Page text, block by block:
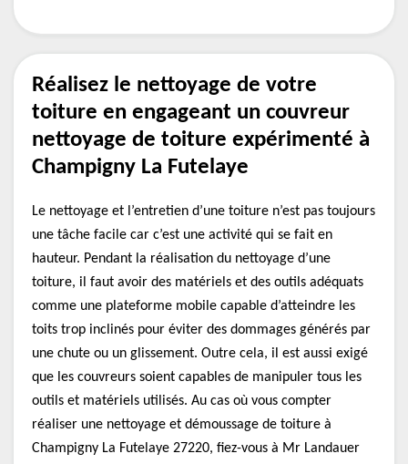
Réalisez le nettoyage de votre
toiture en engageant un couvreur
nettoyage de toiture expérimenté à
Champigny La Futelaye
Le nettoyage et l’entretien d’une toiture n’est pas toujours
une tâche facile car c’est une activité qui se fait en
hauteur. Pendant la réalisation du nettoyage d’une
toiture, il faut avoir des matériels et des outils adéquats
comme une plateforme mobile capable d’atteindre les
toits trop inclinés pour éviter des dommages générés par
une chute ou un glissement. Outre cela, il est aussi exigé
que les couvreurs soient capables de manipuler tous les
outils et matériels utilisés. Au cas où vous compter
réaliser une nettoyage et démoussage de toiture à
Champigny La Futelaye 27220, fiez-vous à Mr Landauer